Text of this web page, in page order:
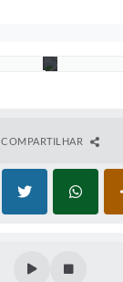
COMPARTILHAR